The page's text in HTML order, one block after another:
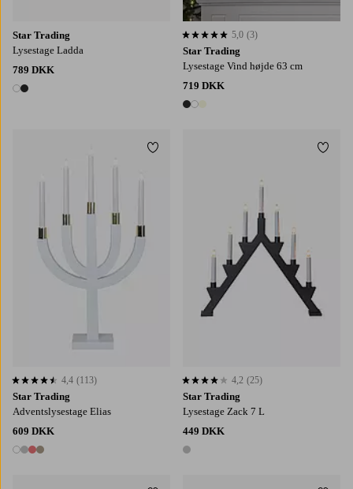
Star Trading
Lysestage Ladda
789 DKK
2 farver
Star Trading
Lysestage Vind højde 63 cm
719 DKK
3 farver
5,0 baseret på 3 bedømmelser
5,0 (3)
Star Trading
Adventslysestage Elias
609 DKK
4 farver
4,4 baseret på 113 bedømmelser
4,4 (113)
Tilføj til favoritter
Star Trading
Lysestage Zack 7 L
449 DKK
1 farve
4,2 baseret på 25 bedømmelser
4,2 (25)